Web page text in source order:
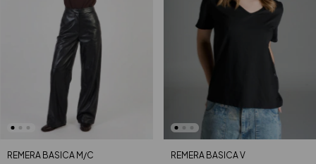
REMERA BASICA M/C REMERA BASICA V